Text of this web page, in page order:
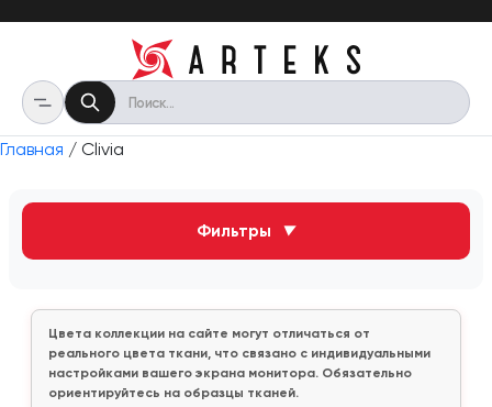
Главная / Clivia
Фильтры ▼
Цвета коллекции на сайте могут отличаться от
реального цвета ткани, что связано с индивидуальными
настройками вашего экрана монитора. Обязательно
ориентируйтесь на образцы тканей.